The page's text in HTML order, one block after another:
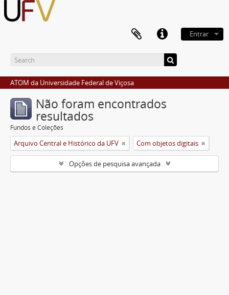
Entrar
ATOM da Universidade Federal de Viçosa
Não foram encontrados
resultados
Fundos e Coleções
Arquivo Central e Histórico da UFV Com objetos digitais
Opções de pesquisa avançada